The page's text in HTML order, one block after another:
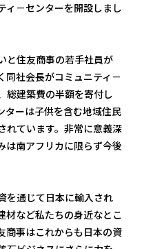
ィ－センターを開設しまし
と住友商事の若手社員が
同社会長がコミュニティ－
総建築費の半額を寄付し
ターは子供を含む地域住民
れています。非常に意義深
は南アフリカに限らず今後
を通じて日本に輸入され
材など私たちの身近なとこ
商事はこれからも日本の資